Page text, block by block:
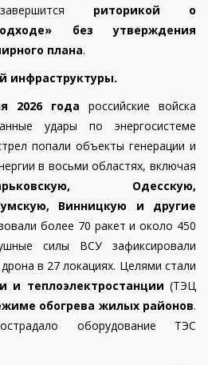
риторикой о
без утверждения
плана.
инфраструктуры.
2026 года российские войска
удары по энергосистеме
попали объекты генерации и
в восьми областях, включая
Одесскую,
Винницкую и другие
более 70 ракет и около 450
силы ВСУ зафиксировали
в 27 локациях. Целями стали
и теплоэлектростанции (ТЭЦ
обогрева жилых районов.
оборудование ТЭС